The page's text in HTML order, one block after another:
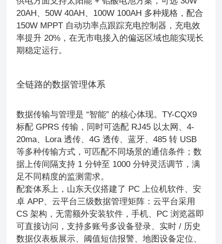
20AH、50W 40AH、100W 100AH 多种规格，配合
150W MPPT 自动功率点跟踪充电控制器，充电效
率提升 20%，在无市电接入的偏远区域也能实现长
期稳定运行。
全链路的数据管理体系
数据传输与管理是 “智能” 的核心体现。TY-CQX9
标配 GPRS 传输，同时可选配 RJ45 以太网、4-
20ma、Lora 透传、4G 透传、蓝牙、485 转 USB
等多种传输方式，可匹配不同场景的通信条件；数
据上传间隔支持 1 分钟至 1000 分钟灵活调节，满
足不同精度的监测需求。
配套体系上，山东天仪搭建了 PC 上位机软件、安
卓 APP、云平台三级数据管理矩阵：云平台采用
CS 架构，无需额外安装软件，手机、PC 浏览器即
可直接访问，支持多账号多设备登录、实时 / 历史
数据仪表板展示、阈值短信报警、地图设备定位、